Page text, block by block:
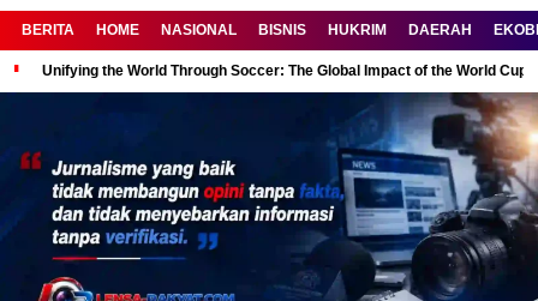
BERITA HOME NASIONAL BISNIS HUKRIM DAERAH
Unifying the World Through Soccer: The Global Impact of the World Cup